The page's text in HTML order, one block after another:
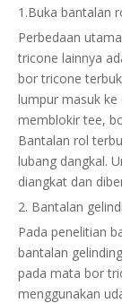
1.Buka bantalan
Perbedaan
tricone lainnya
bor tricone
lumpur masuk ke
memblokir tee,
Bantalan rol
lubang dangkal.
diangkat dan
2. Bantalan
Pada penelitian
bantalan
pada mata bor
menggunakan